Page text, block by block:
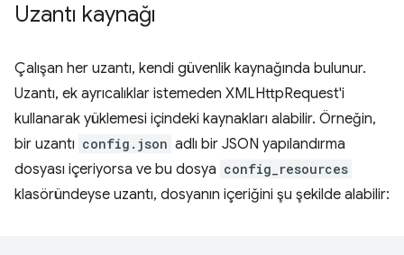
Uzantı kaynağı
Çalışan her uzantı, kendi güvenlik kaynağında bulunur.
Uzantı, ek ayrıcalıklar istemeden XMLHttpRequest'i
kullanarak yüklemesi içindeki kaynakları alabilir. Örneğin,
bir uzantı config.json adlı bir JSON yapılandırma
dosyası içeriyorsa ve bu dosya config_resources
klasöründeyse uzantı, dosyanın içeriğini şu şekilde alabilir: